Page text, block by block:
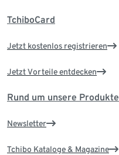
TchiboCard
Jetzt kostenlos registrieren
Jetzt Vorteile entdecken
Rund um unsere Produkte
Newsletter
Tchibo Kataloge & Magazine